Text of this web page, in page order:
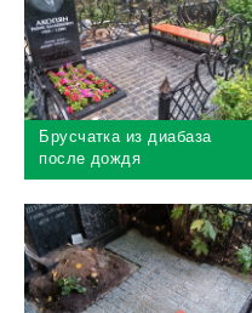
Брусчатка из диабаза
после дождя